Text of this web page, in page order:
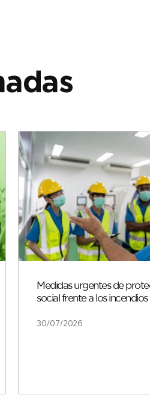
Medidas urgentes de
social frente a los
30/07/2026